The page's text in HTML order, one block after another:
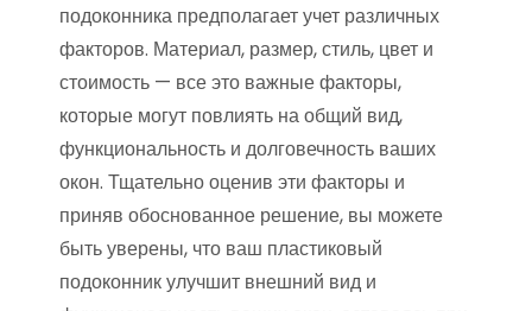
подоконника предполагает учет различных
факторов. Материал, размер, стиль, цвет и
стоимость — все это важные факторы,
которые могут повлиять на общий вид,
функциональность и долговечность ваших
окон. Тщательно оценив эти факторы и
приняв обоснованное решение, вы можете
быть уверены, что ваш пластиковый
подоконник улучшит внешний вид и